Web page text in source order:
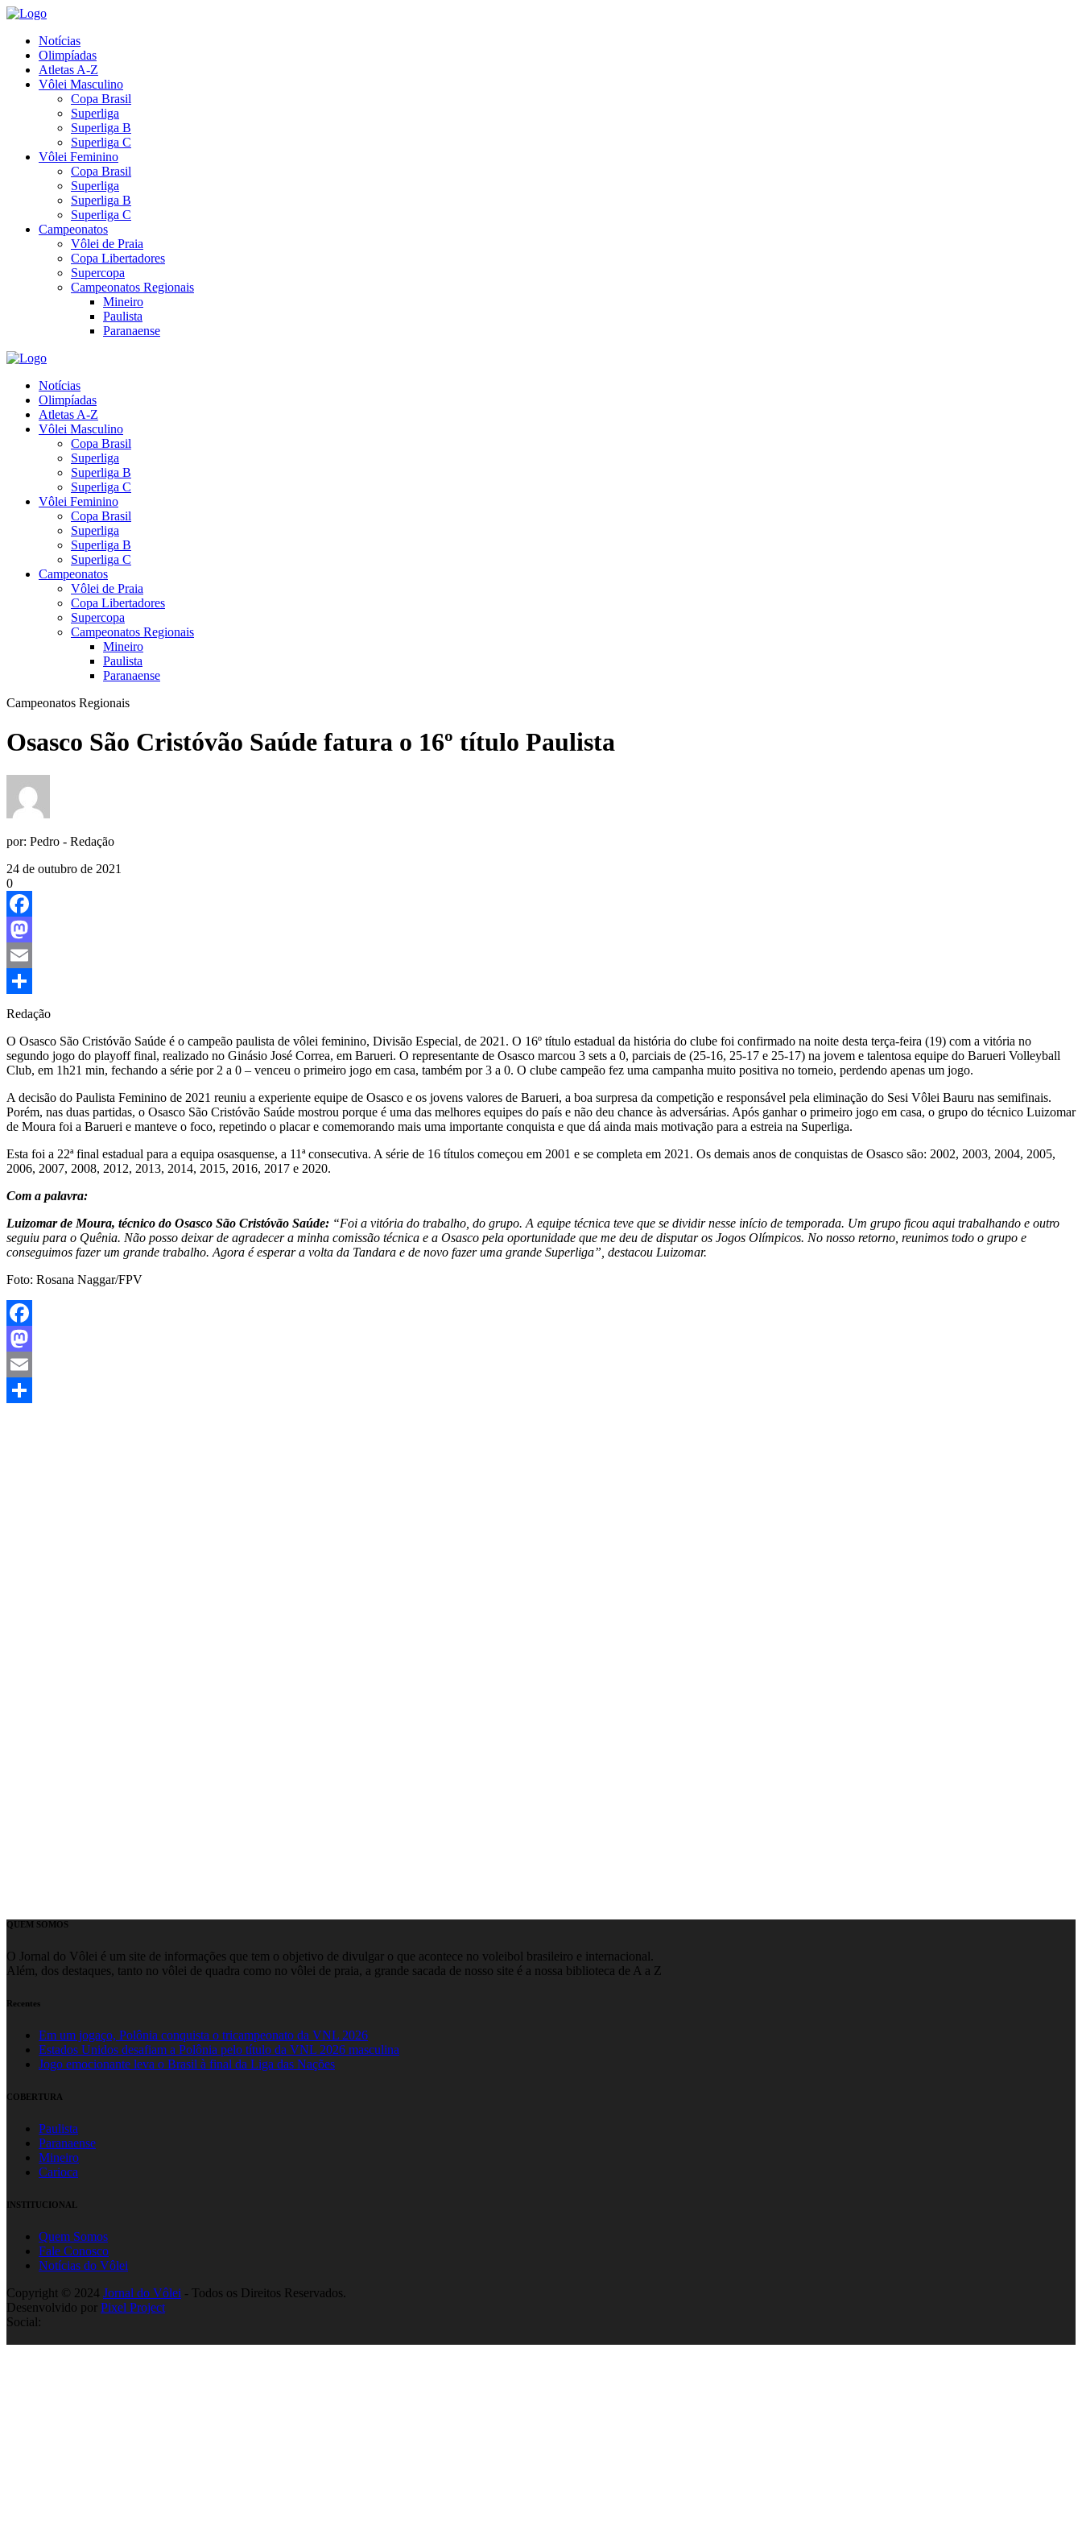
Notícias
Olimpíadas
Atletas A-Z
Vôlei Masculino
Copa Brasil
Superliga
Superliga B
Superliga C
Vôlei Feminino
Copa Brasil
Superliga
Superliga B
Superliga C
Campeonatos
Vôlei de Praia
Copa Libertadores
Supercopa
Campeonatos Regionais
Mineiro
Paulista
Paranaense
Notícias
Olimpíadas
Atletas A-Z
Vôlei Masculino
Copa Brasil
Superliga
Superliga B
Superliga C
Vôlei Feminino
Copa Brasil
Superliga
Superliga B
Superliga C
Campeonatos
Vôlei de Praia
Copa Libertadores
Supercopa
Campeonatos Regionais
Mineiro
Paulista
Paranaense
Campeonatos Regionais
Osasco São Cristóvão Saúde fatura o 16º título Paulista
por: Pedro - Redação
24 de outubro de 2021
0
Facebook
Mastodon
Email
Share
Redação
O Osasco São Cristóvão Saúde é o campeão paulista de vôlei feminino, Divisão Especial, de 2021. O 16º título estadual da história do clube foi confirmado na noite desta terça-feira (19) com a vitória no
segundo jogo do playoff final, realizado no Ginásio José Correa, em Barueri. O representante de Osasco marcou 3 sets a 0, parciais de (25-16, 25-17 e 25-17) na jovem e talentosa equipe do Barueri Volleyball
Club, em 1h21 min, fechando a série por 2 a 0 – venceu o primeiro jogo em casa, também por 3 a 0. O clube campeão fez uma campanha muito positiva no torneio, perdendo apenas um jogo.
A decisão do Paulista Feminino de 2021 reuniu a experiente equipe de Osasco e os jovens valores de Barueri, a boa surpresa da competição e responsável pela eliminação do Sesi Vôlei Bauru nas semifinais.
Porém, nas duas partidas, o Osasco São Cristóvão Saúde mostrou porque é uma das melhores equipes do país e não deu chance às adversárias. Após ganhar o primeiro jogo em casa, o grupo do técnico Luizomar
de Moura foi a Barueri e manteve o foco, repetindo o placar e comemorando mais uma importante conquista e que dá ainda mais motivação para a estreia na Superliga.
Esta foi a 22ª final estadual para a equipa osasquense, a 11ª consecutiva. A série de 16 títulos começou em 2001 e se completa em 2021. Os demais anos de conquistas de Osasco são: 2002, 2003, 2004, 2005,
2006, 2007, 2008, 2012, 2013, 2014, 2015, 2016, 2017 e 2020.
Com a palavra:
Luizomar de Moura, técnico do Osasco São Cristóvão Saúde: “Foi a vitória do trabalho, do grupo. A equipe técnica teve que se dividir nesse início de temporada. Um grupo ficou aqui trabalhando e outro
seguiu para o Quênia. Não posso deixar de agradecer a minha comissão técnica e a Osasco pela oportunidade que me deu de disputar os Jogos Olímpicos. No nosso retorno, reunimos todo o grupo e
conseguimos fazer um grande trabalho. Agora é esperar a volta da Tandara e de novo fazer uma grande Superliga”, destacou Luizomar.
Foto: Rosana Naggar/FPV
Facebook
Mastodon
Email
QUEM SOMOS
O Jornal do Vôlei é um site de informações que tem o objetivo de divulgar o que acontece no voleibol brasileiro e internacional.
Além, dos destaques, tanto no vôlei de quadra como no vôlei de praia, a grande sacada de nosso site é a nossa biblioteca de A a Z
Recentes
Em um jogaço, Polônia conquista o tricampeonato da VNL 2026
Estados Unidos desafiam a Polônia pelo título da VNL 2026 masculina
Jogo emocionante leva o Brasil à final da Liga das Nações
COBERTURA
Paulista
Paranaense
Mineiro
Carioca
INSTITUCIONAL
Quem Somos
Fale Conosco
Notícias do Vôlei
Copyright © 2024 Jornal do Vôlei - Todos os Direitos Reservados.
Desenvolvido por Pixel Project
Social: